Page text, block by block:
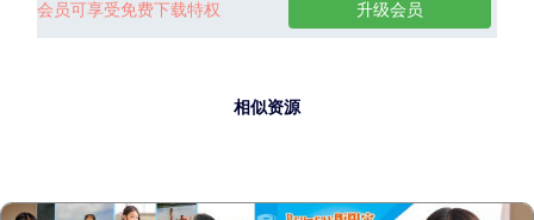
会员可享受免费下载特权 升级会员
相似资源